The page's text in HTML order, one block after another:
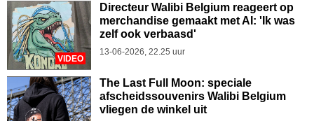
VIDEO
Directeur Walibi Belgium reageert op
merchandise gemaakt met AI: 'Ik was
zelf ook verbaasd'
13-06-2026, 22.25 uur
The Last Full Moon: speciale
afscheidssouvenirs Walibi Belgium
vliegen de winkel uit